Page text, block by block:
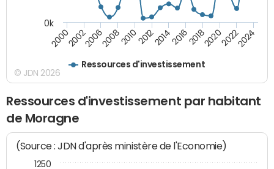
Ressources d'investissement
200020022006200820102012201420162018202020222024
0k
© JDN 2026
Ressources d'investissement par habitant
de Moragne
(Source : JDN d'après ministère de l'Economie)
1250